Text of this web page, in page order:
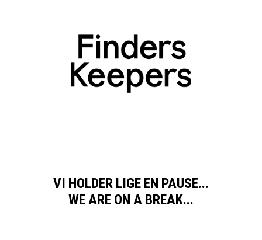
VI HOLDER LIGE EN PAUSE...
WE ARE ON A BREAK...